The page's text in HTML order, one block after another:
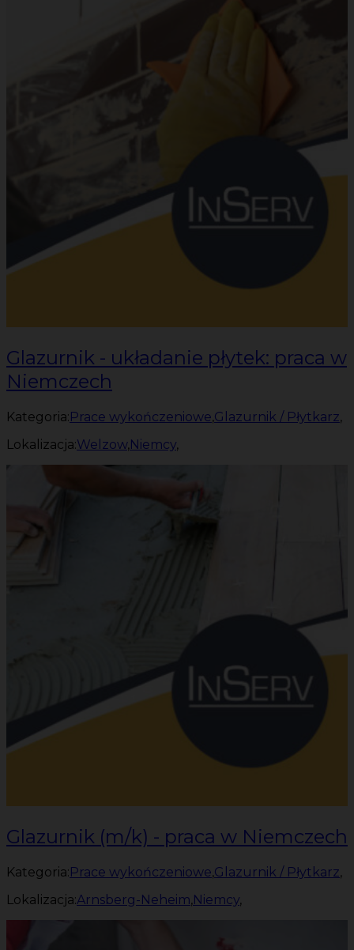
Glazurnik - układanie płytek: praca w
Niemczech
Kategoria:Prace wykończeniowe,Glazurnik / Płytkarz,
Lokalizacja:Welzow,Niemcy,
Glazurnik (m/k) - praca w Niemczech
Kategoria:Prace wykończeniowe,Glazurnik / Płytkarz,
Lokalizacja:Arnsberg-Neheim,Niemcy,